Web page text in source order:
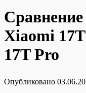
Xiaomi
17T Pro
Опубликовано